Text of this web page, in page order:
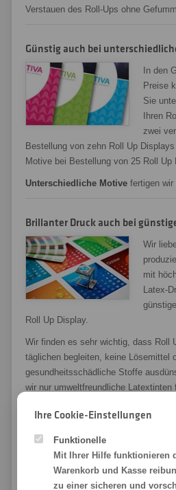
Verstauen des Roll-Ups ohne
Günstig auch bei
In den
Preise
Sie
Ihren
zwei
Bestellung von zehn Roll Up
Motive bei Bestellung von 25 Roll Up
Unterschiedliche Motive fertigen wir
Brillanter Druck auch bei
Wir
mit
Latex-
Roll Up Display.
Wir finden es sehr wichtig, dass Roll
täglichen begleiten, keine Lösemittel
gesundheitsschädliche Stoffe
wir nur umweltfreundliche Latextinten
Ihre Cookie-Einstellungen
Funktionelle
Mit Ihrer Hilfe funktionieren
Warenkorb und Kasse
zu einer sicheren und